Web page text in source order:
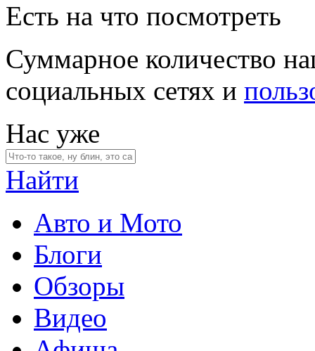
Есть на что посмотреть
Суммарное количество
социальных сетях и
Нас уже
Найти
Авто и Мото
Блоги
Обзоры
Видео